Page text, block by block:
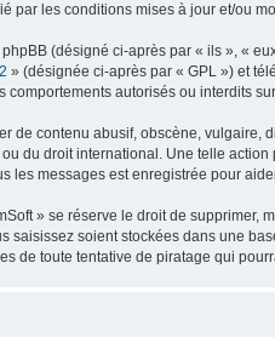
par les conditions mises à jour et/ou
(désigné ci-après par « ils », «
» (désignée ci-après par « GPL ») et
comportements autorisés ou interdits
de contenu abusif, obscène, vulgaire,
du droit international. Une telle
les messages est enregistrée pour
» se réserve le droit de supprimer,
saisissez soient stockées dans une
de toute tentative de piratage qui